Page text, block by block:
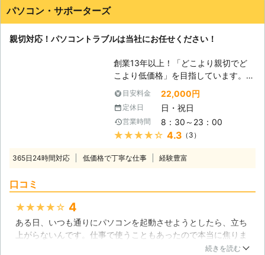
手伝ってか、おかげさまでサポート実
愛された事で、これだけの実績を積む
ことが出来たと考えております。ま
た、当社はデータ復旧についても高い
技術力を持つスタッフが在籍しており
ますので、パソコントラブルに広範に
対応可能です。確かな技術力と対応力
でで期待にお応えいたします。
足しています。また何かトラブルがあった時はお願いします
ね。ありがとうございました。
静岡県 沼津市 2016年11月30日
パソコン・サポーターズ
親切対応！パソコントラブルは当社にお任せください！
創業13年以上！「どこより親切でど
こより低価格」を目指しています。高
いリピート率がお客様満足を実証！パ
ソコン修理・データ復旧・各種トラブ
ルなど、パソコンサポートのことなら
「パソコンサポーターズ」におまかせ
下さい！大阪を拠点に大阪・奈良全域
ルはお任せください】 「パソコン・
良、もしくはハードディスクが物理的
に破損してしまっている可能性があり
ます。最近のハードディスクは丈夫に
目安料金 22,000円
定休日 日・祝日
営業時間 8：30～23：00
★★★★★ 4.3 （3）
365日24時間対応 低価格で丁寧な仕事 経験豊富
口コミ
★★★★★ 4
ある日、いつも通りにパソコンを起動させようとしたら、立ち
上がらないんです。仕事で使うこともあったので本当に焦りま
したが、即日対応、低価格ということでこちらにパソコン修理
続きを読む